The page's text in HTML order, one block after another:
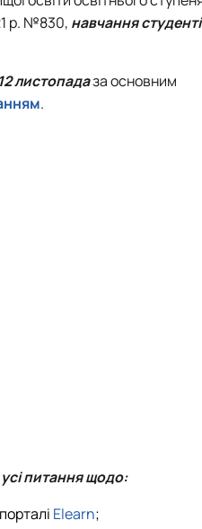
та біоенергетика»
навколишнього
р. №830, навчання
листопадаза основним
.
питання щодо:
Elearn;